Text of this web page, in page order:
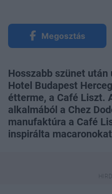
Megosztás
Hosszabb szünet
Hotel Budapest
étterme, a Café Liszt.
alkalmából a Chez
manufaktúra a Café
inspirálta